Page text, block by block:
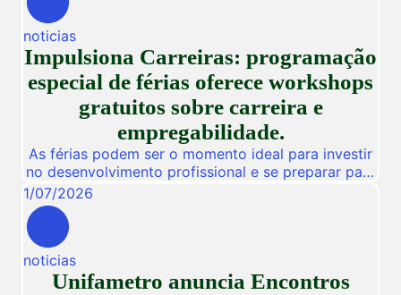
noticias
Impulsiona Carreiras: programação
especial de férias oferece workshops
gratuitos sobre carreira e
empregabilidade.
As férias podem ser o momento ideal para investir
no desenvolvimento profissional e se preparar para
novas oportunidades no mercado de trabalho.
Pensando nisso, a Unifametro Carreiras promoverá,
de 27 a 31 de julho, o Impulsiona Carreiras, uma
programação especial de férias composta por
workshops online e gratuitos voltados para alunos,
egressos e público interessado. […]
1/07/2026
noticias
Unifametro anuncia Encontros